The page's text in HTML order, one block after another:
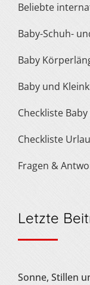
Beliebte
Baby-Schuh-
Baby
Baby und
Checkliste
Checkliste
Fragen &
Letzte
Sonne, Stillen